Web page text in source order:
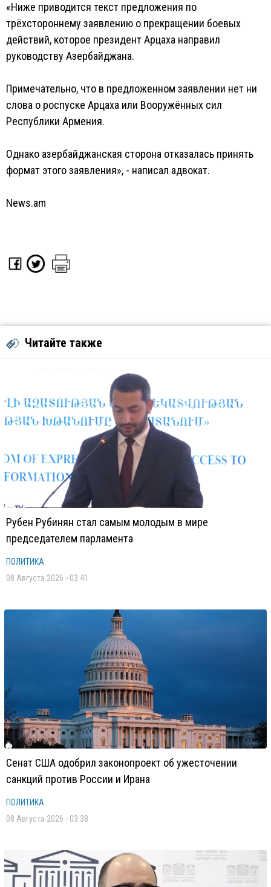
«Ниже приводится текст предложения по
трёхстороннему заявлению о прекращении боевых
действий, которое президент Арцаха направил
руководству Азербайджана.
Примечательно, что в предложенном заявлении нет ни
слова о роспуске Арцаха или Вооружённых сил
Республики Армения.
Однако азербайджанская сторона отказалась принять
формат этого заявления», - написал адвокат.
News.am
Читайте также
Рубен Рубинян стал самым молодым в мире
председателем парламента
ПОЛИТИКА
08 Августа 2026 - 03:41
Сенат США одобрил законопроект об ужесточении
санкций против России и Ирана
ПОЛИТИКА
08 Августа 2026 - 03:38